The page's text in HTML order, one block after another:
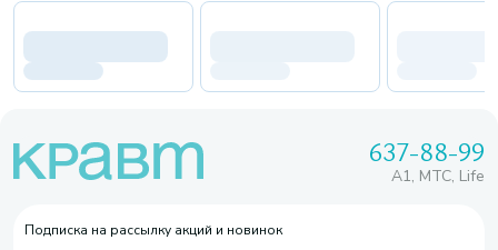
637-88-99
A1, МТС, Life
Подписка на рассылку акций и новинок